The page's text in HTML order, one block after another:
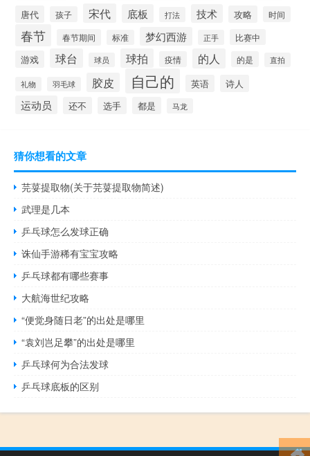
唐代
孩子 宋代 底板 打法 技术 攻略 时间
春节 春节期间 标准 梦幻西游 正手 比赛中
游戏 球台 球员 球拍 疫情 的人 的是 直拍
礼物 羽毛球 胶皮 自己的 英语 诗人
运动员 还不 选手 都是 马龙
猜你想看的文章
芫荽提取物(关于芫荽提取物简述)
武理是几本
乒乓球怎么发球正确
诛仙手游稀有宝宝攻略
乒乓球都有哪些赛事
大航海世纪攻略
“便觉身随日老”的出处是哪里
“袁刘岂足攀”的出处是哪里
乒乓球何为合法发球
乒乓球底板的区别